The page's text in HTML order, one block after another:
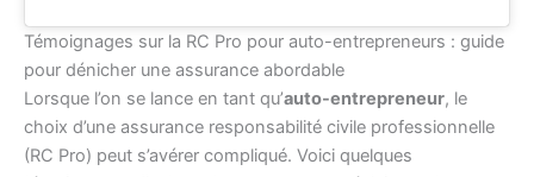
Témoignages sur la RC Pro pour auto-entrepreneurs : guide
pour dénicher une assurance abordable
Lorsque l’on se lance en tant qu’auto-entrepreneur, le
choix d’une assurance responsabilité civile professionnelle
(RC Pro) peut s’avérer compliqué. Voici quelques